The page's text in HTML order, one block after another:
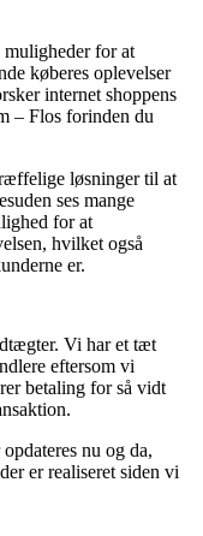
for at
køberes oplevelser
internet shoppens
– Flos forinden du
løsninger til at
ses mange
for at
hvilket også
er.
Vi har et tæt
eftersom vi
betaling for så vidt
nu og da,
er realiseret siden vi